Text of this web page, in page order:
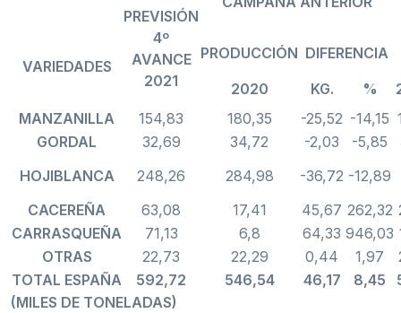
VARIEDADES
PREVISIÓN
4º
AVANCE
2021
PRODUCCIÓN DIFERENCIA
2020
KG. %
MANZANILLA
154,83 180,35 -25,52 -14,15
GORDAL 32,69 34,72 -2,03 -5,85
HOJIBLANCA
248,26 284,98 -36,72 -12,89
CACEREÑA
63,08 17,41 45,67 262,32
CARRASQUEÑA
71,13 6,8 64,33 946,03
OTRAS 22,73 22,29 0,44 1,97
TOTAL ESPAÑA
592,72 546,54 46,17 8,45
(MILES DE TONELADAS)